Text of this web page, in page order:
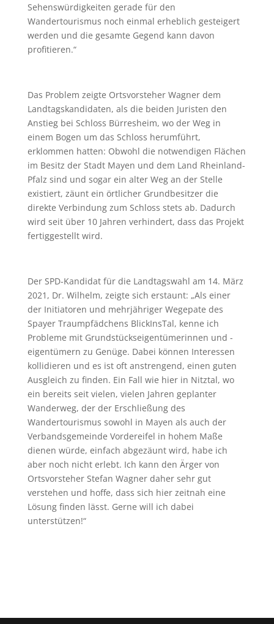
Sehenswürdigkeiten gerade für den
Wandertourismus noch einmal erheblich gesteigert
werden und die gesamte Gegend kann davon
profitieren.“
Das Problem zeigte Ortsvorsteher Wagner dem
Landtagskandidaten, als die beiden Juristen den
Anstieg bei Schloss Bürresheim, wo der Weg in
einem Bogen um das Schloss herumführt,
erklommen hatten: Obwohl die notwendigen Flächen
im Besitz der Stadt Mayen und dem Land Rheinland-
Pfalz sind und sogar ein alter Weg an der Stelle
existiert, zäunt ein örtlicher Grundbesitzer die
direkte Verbindung zum Schloss stets ab. Dadurch
wird seit über 10 Jahren verhindert, dass das Projekt
fertiggestellt wird.
Der SPD-Kandidat für die Landtagswahl am 14. März
2021, Dr. Wilhelm, zeigte sich erstaunt: „Als einer
der Initiatoren und mehrjähriger Wegepate des
Spayer Traumpfädchens BlickInsTal, kenne ich
Probleme mit Grundstückseigentümerinnen und -
eigentümern zu Genüge. Dabei können Interessen
kollidieren und es ist oft anstrengend, einen guten
Ausgleich zu finden. Ein Fall wie hier in Nitztal, wo
ein bereits seit vielen, vielen Jahren geplanter
Wanderweg, der der Erschließung des
Wandertourismus sowohl in Mayen als auch der
Verbandsgemeinde Vordereifel in hohem Maße
dienen würde, einfach abgezäunt wird, habe ich
aber noch nicht erlebt. Ich kann den Ärger von
Ortsvorsteher Stefan Wagner daher sehr gut
verstehen und hoffe, dass sich hier zeitnah eine
Lösung finden lässt. Gerne will ich dabei
unterstützen!“